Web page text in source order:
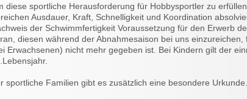
diese sportliche Herausforderung für Hobbysportler zu
Ausdauer, Kraft, Schnelligkeit und Koordination
der Schwimmfertigkeit Voraussetzung für den Erwerb
diesen während der Abnahmesaison bei uns
Erwachsenen) nicht mehr gegeben ist. Bei Kindern gilt der
sportliche Familien gibt es zusätzlich eine besondere Urkunde.